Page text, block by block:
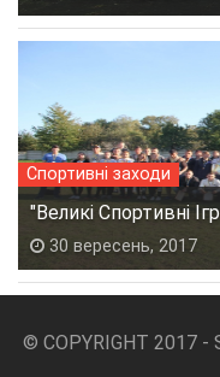
Спортивні заходи
"Великі Спортивні
30 вересень, 2017
© COPYRIGHT 2017 -